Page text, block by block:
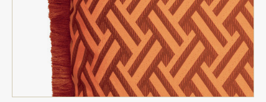
Tafel lampen draadloos
Plantenbakken
Schalen & Servies
Dozen & Juwelenboxen